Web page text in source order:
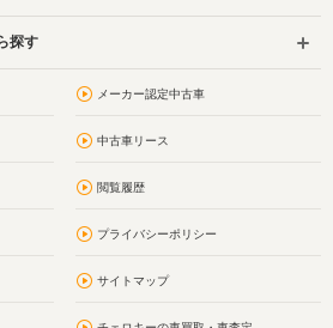
探す
メーカー認定中古車
中古車リース
閲覧履歴
プライバシーポリシー
サイトマップ